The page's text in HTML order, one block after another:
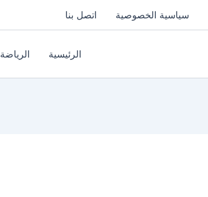
سياسية الخصوصية اتصل بنا
الرئيسية الرياضة